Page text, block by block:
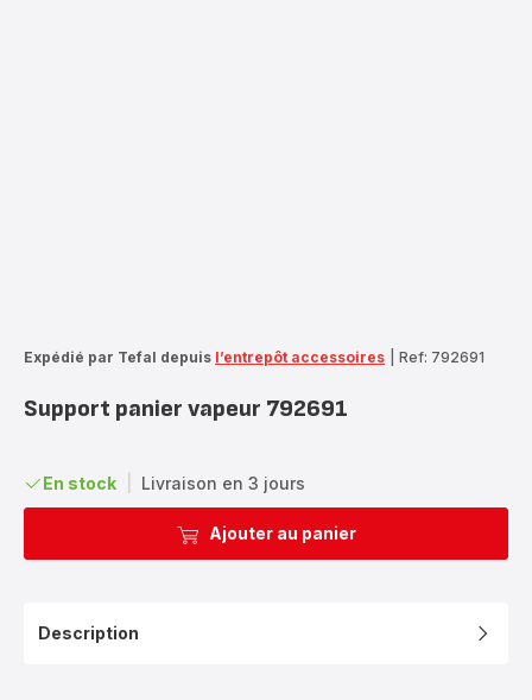
Expédié par Tefal depuis l’entrepôt accessoires Ref: 792691
Support panier vapeur 792691
En stock Livraison en 3 jours
Ajouter au panier
Description